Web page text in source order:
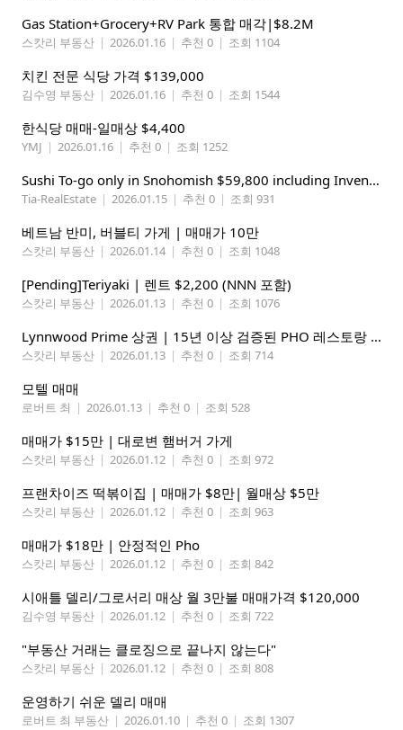
Gas Station+Grocery+RV Park 통합 매각|$8.2M
스캇리 부동산 | 2026.01.16 | 추천 0 | 조회 1104
치킨 전문 식당 가격 $139,000
김수영 부동산 | 2026.01.16 | 추천 0 | 조회 1544
한식당 매매-일매상 $4,400
YMJ | 2026.01.16 | 추천 0 | 조회 1252
Sushi To-go only in Snohomish $59,800 including Inventory!
Tia-RealEstate | 2026.01.15 | 추천 0 | 조회 931
베트남 반미, 버블티 가게 | 매매가 10만
스캇리 부동산 | 2026.01.14 | 추천 0 | 조회 1048
[Pending]Teriyaki | 렌트 $2,200 (NNN 포함)
스캇리 부동산 | 2026.01.13 | 추천 0 | 조회 1076
Lynnwood Prime 상권 | 15년 이상 검증된 PHO 레스토랑 매매
스캇리 부동산 | 2026.01.13 | 추천 0 | 조회 714
모텔 매매
로버트 최 | 2026.01.13 | 추천 0 | 조회 528
매매가 $15만 | 대로변 햄버거 가게
스캇리 부동산 | 2026.01.12 | 추천 0 | 조회 972
프랜차이즈 떡볶이집 | 매매가 $8만| 월매상 $5만
스캇리 부동산 | 2026.01.12 | 추천 0 | 조회 963
매매가 $18만 | 안정적인 Pho
스캇리 부동산 | 2026.01.12 | 추천 0 | 조회 842
시애틀 델리/그로서리 매상 월 3만불 매매가격 $120,000
김수영 부동산 | 2026.01.12 | 추천 0 | 조회 722
"부동산 거래는 클로징으로 끝나지 않는다"
스캇리 부동산 | 2026.01.12 | 추천 0 | 조회 808
운영하기 쉬운 델리 매매
로버트 최 부동산 | 2026.01.10 | 추천 0 | 조회 1307